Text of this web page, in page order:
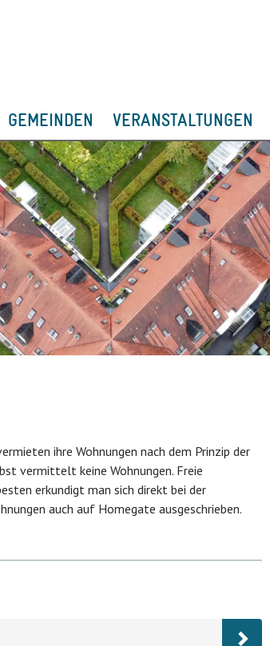
GEMEINDEN VERANSTALTUNGEN
ihre Wohnungen nach dem Prinzip der
vermittelt keine Wohnungen. Freie
erkundigt man sich direkt bei der
auch auf Homegate ausgeschrieben.